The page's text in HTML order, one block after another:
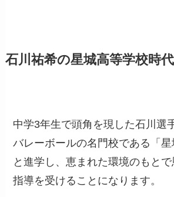
石川祐希の星城高等学校時
中学3年生で頭角を現した石川選
バレーボールの名門校である「
と進学し、恵まれた環境のもと
指導を受けることになります。